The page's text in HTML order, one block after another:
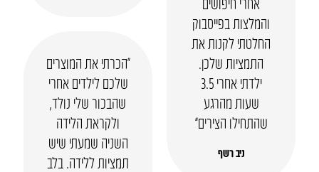
והמלצות בפייסבוק
החלטתי לקנות את
התמציות שלכן.
ילדתי אחרי 3.5
שעות מהרגע
שהתחילו הצירים”
ניב רשף
“הכרתי את המוצרים
שלכם לילדים אחרי
שהבכור שלי נולד,
ולקראת הלידה
השניה שמעתי שיש
תמציות ללידה. בלב